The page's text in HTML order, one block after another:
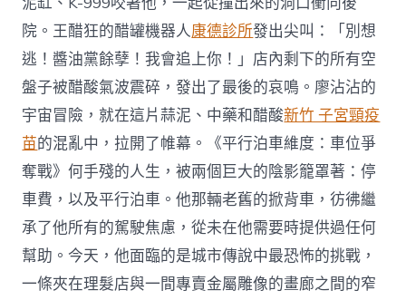
院。王醋狂的醋罐機器人康德診所發出尖叫：「別想
逃！醬油黨餘孽！我會追上你！」店內剩下的所有空
盤子被醋酸氣波震碎，發出了最後的哀鳴。廖沾沾的
宇宙冒險，就在這片蒜泥、中藥和醋酸新竹 子宮頸疫
苗的混亂中，拉開了帷幕。《平行泊車維度：車位爭
奪戰》何手殘的人生，被兩個巨大的陰影籠罩著：停
車費，以及平行泊車。他那輛老舊的掀背車，彷彿繼
承了他所有的駕駛焦慮，從未在他需要時提供過任何
幫助。今天，他面臨的是城市傳說中最恐怖的挑戰，
一條夾在理髮店與一間專賣金屬雕像的畫廊之間的窄